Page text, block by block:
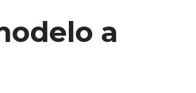
a